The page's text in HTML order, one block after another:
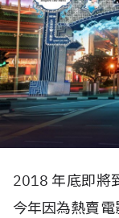
2018 年底即將
今年因為熱賣